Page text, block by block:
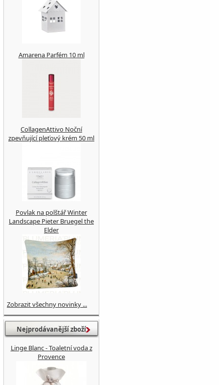
Amarena Parfém 10 ml
CollagenAttivo Noční
zpevňující pleťový krém 50 ml
Povlak na polštář Winter
Landscape Pieter Bruegel the
Elder
Zobrazit všechny novinky ...
Nejprodávanější zboží
Linge Blanc - Toaletní voda z
Provence